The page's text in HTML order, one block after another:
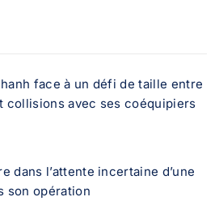
face à un défi de taille entre
collisions avec ses coéquipiers
dans l’attente incertaine d’une
son opération